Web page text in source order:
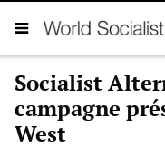
Socialist
campagne
West